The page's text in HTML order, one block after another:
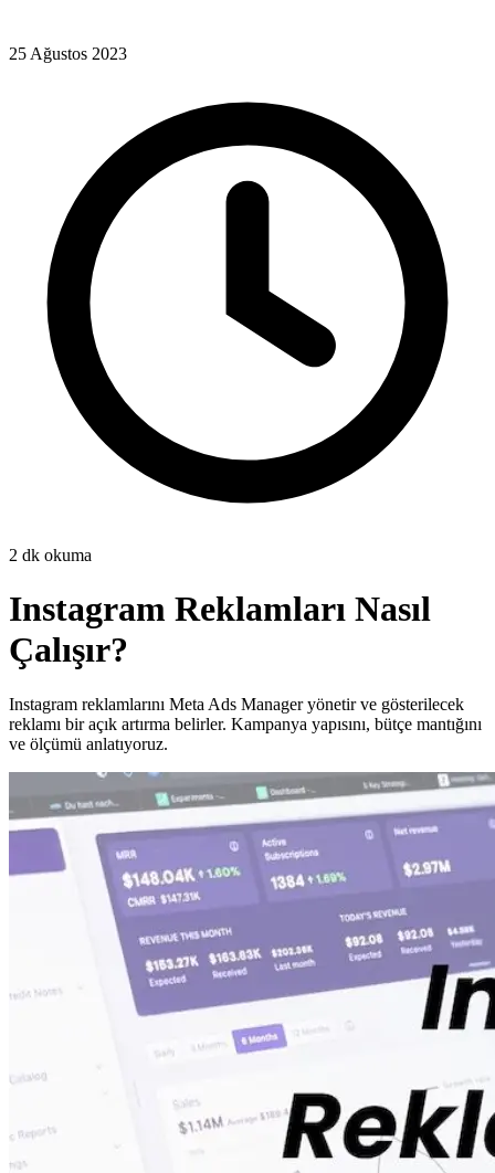
25 Ağustos 2023
2 dk okuma
Instagram Reklamları Nasıl
Çalışır?
Instagram reklamlarını Meta Ads Manager yönetir ve gösterilecek
reklamı bir açık artırma belirler. Kampanya yapısını, bütçe mantığını
ve ölçümü anlatıyoruz.